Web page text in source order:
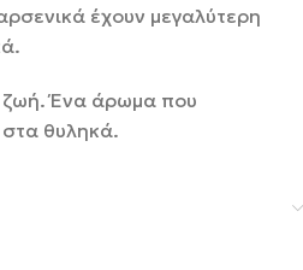
έχουν μεγαλύτερη
Ένα άρωμα που
θυληκά.